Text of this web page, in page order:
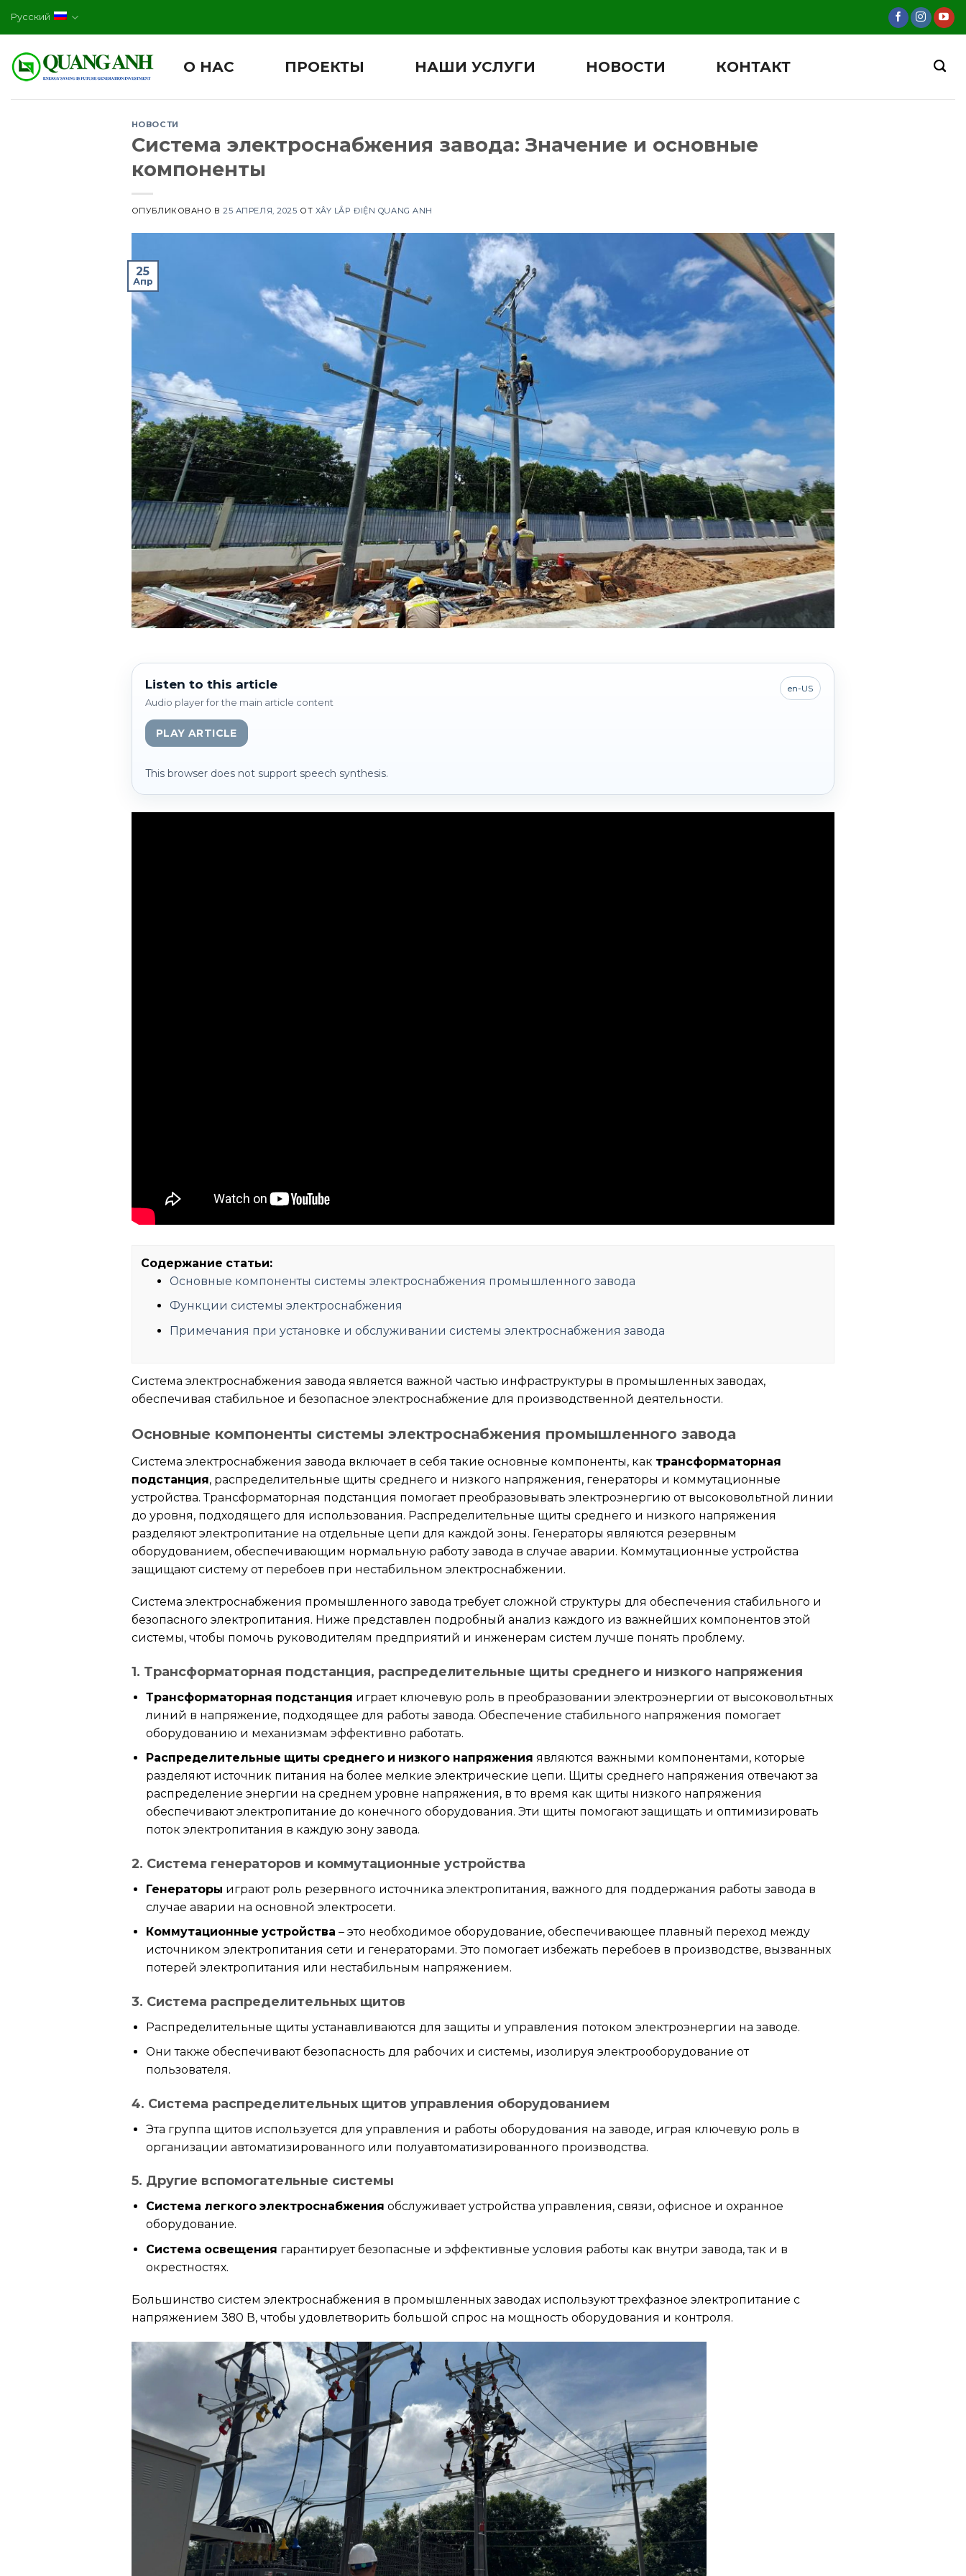
Русский
О НАС ПРОЕКТЫ НАШИ УСЛУГИ НОВОСТИ КОНТАКТ
НОВОСТИ
Система электроснабжения завода: Значение и основные
компоненты
ОПУБЛИКОВАНО В25 АПРЕЛЯ, 2025 ОТ XÂY LẮP ĐIỆN QUANG ANH
25
Апр
Listen to this article
Audio player for the main article content
en-US
PLAY ARTICLE
This browser does not support speech synthesis.
Содержание статьи:
Основные компоненты системы электроснабжения промышленного завода
Функции системы электроснабжения
Примечания при установке и обслуживании системы электроснабжения завода
Система электроснабжения завода является важной частью инфраструктуры в промышленных заводах,
обеспечивая стабильное и безопасное электроснабжение для производственной деятельности.
Основные компоненты системы электроснабжения промышленного завода
Система электроснабжения завода включает в себя такие основные компоненты, как трансформаторная
подстанция, распределительные щиты среднего и низкого напряжения, генераторы и коммутационные
устройства. Трансформаторная подстанция помогает преобразовывать электроэнергию от высоковольтной линии
до уровня, подходящего для использования. Распределительные щиты среднего и низкого напряжения
разделяют электропитание на отдельные цепи для каждой зоны. Генераторы являются резервным
оборудованием, обеспечивающим нормальную работу завода в случае аварии. Коммутационные устройства
защищают систему от перебоев при нестабильном электроснабжении.
Система электроснабжения промышленного завода требует сложной структуры для обеспечения стабильного и
безопасного электропитания. Ниже представлен подробный анализ каждого из важнейших компонентов этой
системы, чтобы помочь руководителям предприятий и инженерам систем лучше понять проблему.
1. Трансформаторная подстанция, распределительные щиты среднего и низкого напряжения
Трансформаторная подстанция играет ключевую роль в преобразовании электроэнергии от высоковольтных
линий в напряжение, подходящее для работы завода. Обеспечение стабильного напряжения помогает
оборудованию и механизмам эффективно работать.
Распределительные щиты среднего и низкого напряжения являются важными компонентами, которые
разделяют источник питания на более мелкие электрические цепи. Щиты среднего напряжения отвечают за
распределение энергии на среднем уровне напряжения, в то время как щиты низкого напряжения
обеспечивают электропитание до конечного оборудования. Эти щиты помогают защищать и оптимизировать
поток электропитания в каждую зону завода.
2. Система генераторов и коммутационные устройства
Генераторы играют роль резервного источника электропитания, важного для поддержания работы завода в
случае аварии на основной электросети.
Коммутационные устройства – это необходимое оборудование, обеспечивающее плавный переход между
источником электропитания сети и генераторами. Это помогает избежать перебоев в производстве, вызванных
потерей электропитания или нестабильным напряжением.
3. Система распределительных щитов
Распределительные щиты устанавливаются для защиты и управления потоком электроэнергии на заводе.
Они также обеспечивают безопасность для рабочих и системы, изолируя электрооборудование от
пользователя.
4. Система распределительных щитов управления оборудованием
Эта группа щитов используется для управления и работы оборудования на заводе, играя ключевую роль в
организации автоматизированного или полуавтоматизированного производства.
5. Другие вспомогательные системы
Система легкого электроснабжения обслуживает устройства управления, связи, офисное и охранное
оборудование.
Система освещения гарантирует безопасные и эффективные условия работы как внутри завода, так и в
окрестностях.
Большинство систем электроснабжения в промышленных заводах используют трехфазное электропитание с
напряжением 380 В, чтобы удовлетворить большой спрос на мощность оборудования и контроля.